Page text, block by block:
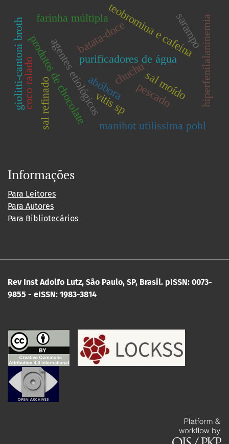
pescado
agentes etiológicospurificadores de água
produtos de chocolate
teobromina e cafeína
sal refinado sal moído hiperfenilalaninemia
giolitti-cantoni broth
manihot utilissima pohl
abóborachuchu
batata-doce
vitis sp
farinha múltipla
coco ralado
sarampo
Informações
Para Leitores
Para Autores
Para Bibliotecários
Rev Inst Adolfo Lutz, São Paulo, SP, Brasil. pISSN: 0073-
9855 - eISSN: 1983-3814